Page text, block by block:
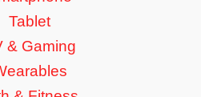
Tablet
& Gaming